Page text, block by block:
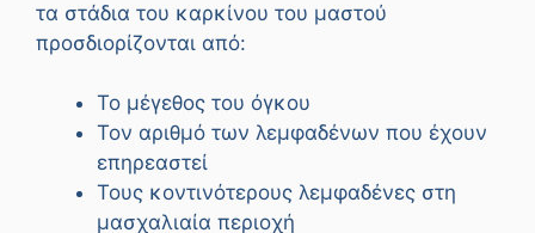
τα στάδια του καρκίνου του μαστού
προσδιορίζονται από:
Το μέγεθος του όγκου
Τον αριθμό των λεμφαδένων που έχουν
επηρεαστεί
Τους κοντινότερους λεμφαδένες στη
μασχαλιαία περιοχή